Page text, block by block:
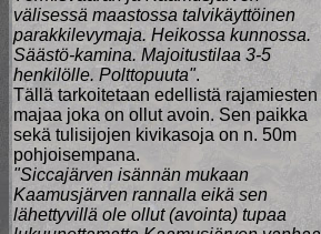
välisessä maastossa talvikäyttöinen
parakkilevymaja. Heikossa kunnossa.
Säästö-kamina. Majoitustilaa 3-5
henkilölle. Polttopuuta".
Tällä tarkoitetaan edellistä rajamiesten
majaa joka on ollut avoin. Sen paikka
sekä tulisijojen kivikasoja on n. 50m
pohjoisempana.
"Siccajärven isännän mukaan
Kaamusjärven rannalla eikä sen
lähettyvillä ole ollut (avointa) tupaa